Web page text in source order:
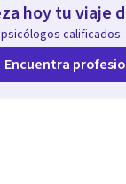
hoy tu viaje
Encuentra